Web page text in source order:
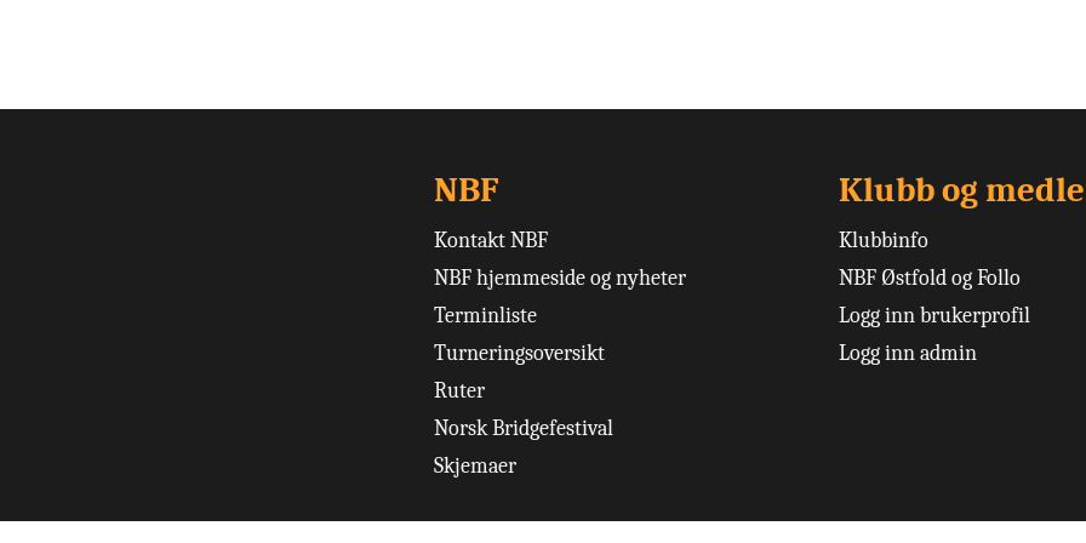
NBF
Kontakt NBF
NBF hjemmeside og nyheter
Terminliste
Turneringsoversikt
Ruter
Norsk Bridgefestival
Skjemaer
Klubb og
Klubbinfo
NBF Østfold og Follo
Logg inn brukerprofil
Logg inn admin